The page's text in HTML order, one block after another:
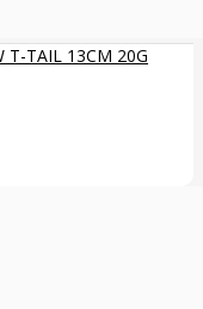
T-TAIL 13CM 20G